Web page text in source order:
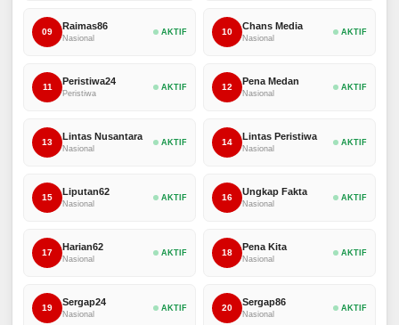
09
Raimas86
Nasional
AKTIF 10
Chans Media
Nasional
AKTIF
11
Peristiwa24
Peristiwa
AKTIF 12
Pena Medan
Nasional
AKTIF
13
Lintas Nusantara
Nasional
AKTIF 14
Lintas Peristiwa
Nasional
AKTIF
15
Liputan62
Nasional
AKTIF 16
Ungkap Fakta
Nasional
AKTIF
17
Harian62
Nasional
AKTIF 18
Pena Kita
Nasional
AKTIF
19
Sergap24
Nasional
AKTIF 20
Sergap86
Nasional
AKTIF